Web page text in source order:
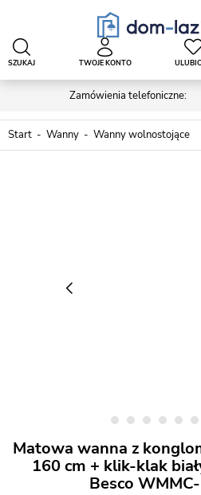
Zamówienia telefoniczne:
SZUKAJ TWOJE KONTO
Start Wanny Wanny wolnostojące
Matowa wanna z
160 cm + klik-klak
Besco